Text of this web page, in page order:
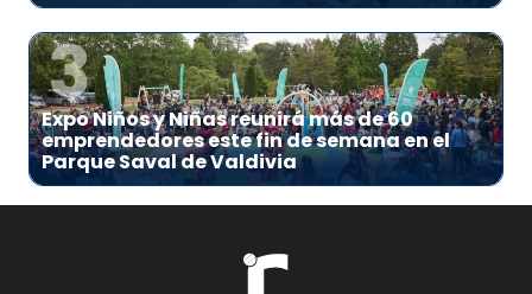
3
Expo Niños y Niñas reunirá más de 60
emprendedores este fin de semana en el
Parque Saval de Valdivia